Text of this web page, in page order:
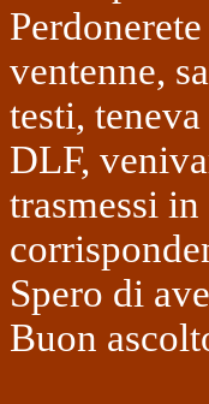
ventenne,
testi,
DLF,
trasmessi
Spero di
Buon